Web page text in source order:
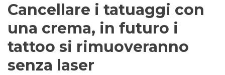
Cancellare i tatuaggi con
una crema, in futuro i
tattoo si rimuoveranno
senza laser